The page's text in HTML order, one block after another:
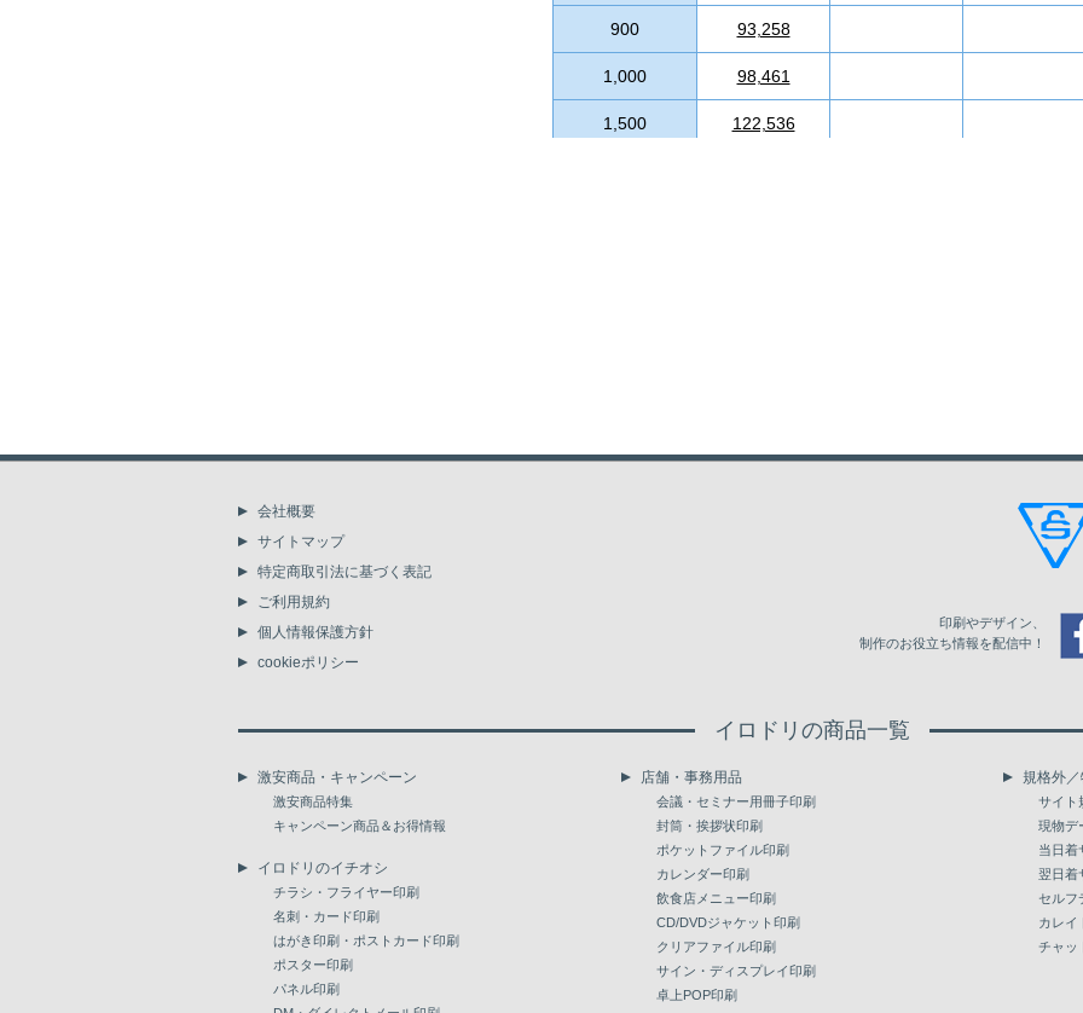
900 93,258
1,000 98,461
1,500 122,536
会社概要
サイトマップ
特定商取引法に基づく表記
ご利用規約
個人情報保護方針
cookieポリシー
印刷やデザイン、
制作のお役立ち情報を配信中！
イロドリの商品一覧
激安商品・キャンペーン
激安商品特集
キャンペーン商品＆お得情報
イロドリのイチオシ
チラシ・フライヤー印刷
名刺・カード印刷
はがき印刷・ポストカード印刷
ポスター印刷
パネル印刷
店舗・事務用品
会議・セミナー用冊子印刷
封筒・挨拶状印刷
ポケットファイル印刷
カレンダー印刷
飲食店メニュー印刷
CD/DVDジャケット印刷
クリアファイル印刷
サイン・ディスプレイ印刷
卓上POP印刷
規格外
サイト
現物デ
当日着
翌日着
セルフ
カレイ
チャッ